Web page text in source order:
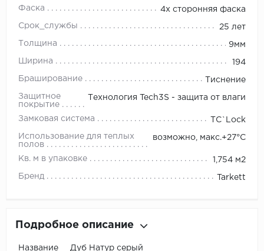
Фаска 4х сторонняя фаска
Срок_службы 25 лет
Толщина 9мм
Ширина 194
Браширование Тиснение
Защитное
покрытие
Технология Tech3S - защита от влаги
Замковая система TС`Lock
Использование для теплых
полов
возможно, макс.+27°С
Кв. м в упаковке 1,754 м2
Бренд Tarkett
Подробное описание
Название Дуб Натур серый